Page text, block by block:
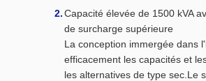
Capacité élevée de 1500 kVA
de surcharge supérieure
La conception immergée dans
efficacement les capacités et
les alternatives de type sec.Le